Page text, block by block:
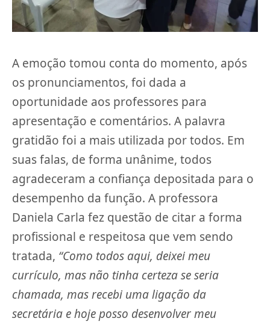
A emoção tomou conta do momento, após
os pronunciamentos, foi dada a
oportunidade aos professores para
apresentação e comentários. A palavra
gratidão foi a mais utilizada por todos. Em
suas falas, de forma unânime, todos
agradeceram a confiança depositada para o
desempenho da função. A professora
Daniela Carla fez questão de citar a forma
profissional e respeitosa que vem sendo
tratada, “Como todos aqui, deixei meu
currículo, mas não tinha certeza se seria
chamada, mas recebi uma ligação da
secretária e hoje posso desenvolver meu